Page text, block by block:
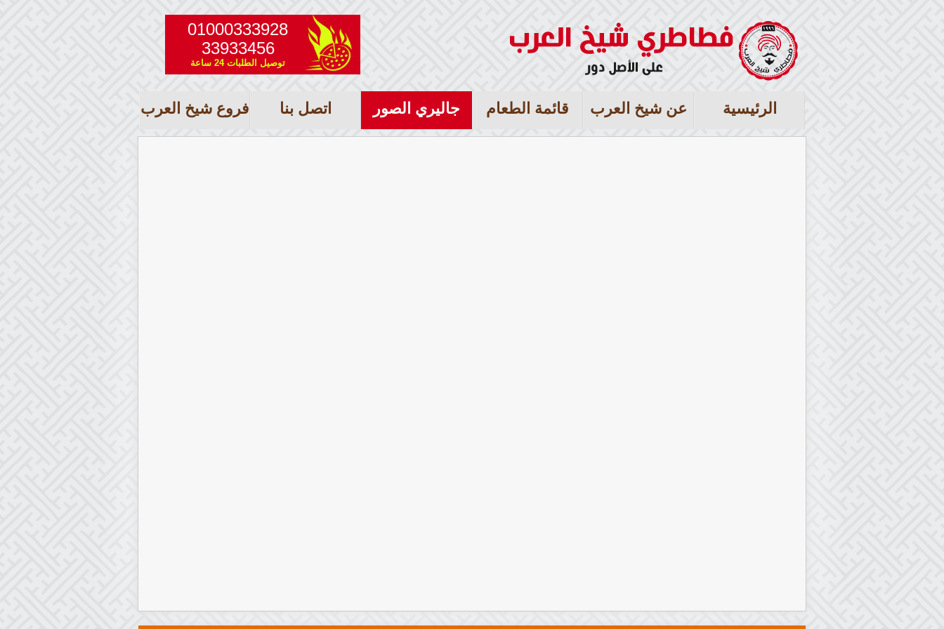
01000333928
33933456
توصيل الطلبات 24 ساعة
الرئيسية عن شيخ العرب قائمة الطعام جاليري الصور اتصل بنا فروع شيخ العرب